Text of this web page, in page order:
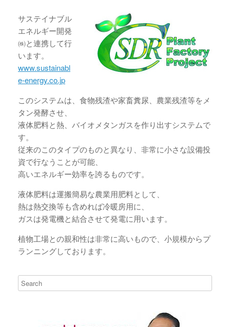
サステイナブル
エネルギー開発
㈱と連携して行
います。
www.sustainabl
e-energy.co.jp
このシステムは、食物残渣や家畜糞尿、農業残渣等をメ
タン発酵させ、
液体肥料と熱、バイオメタンガスを作り出すシステムで
す。
従来のこのタイプのものと異なり、非常に小さな設備投
資で行なうことが可能、
高いエネルギー効率を誇るものです。
液体肥料は運搬簡易な農業用肥料として、
熱は熱交換等も含めれば冷暖房用に、
ガスは発電機と結合させて発電に用います。
植物工場との親和性は非常に高いもので、小規模からプ
ランニングしております。